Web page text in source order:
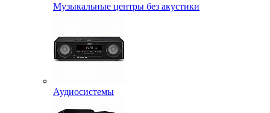
Музыкальные центры без акустики
Аудиосистемы